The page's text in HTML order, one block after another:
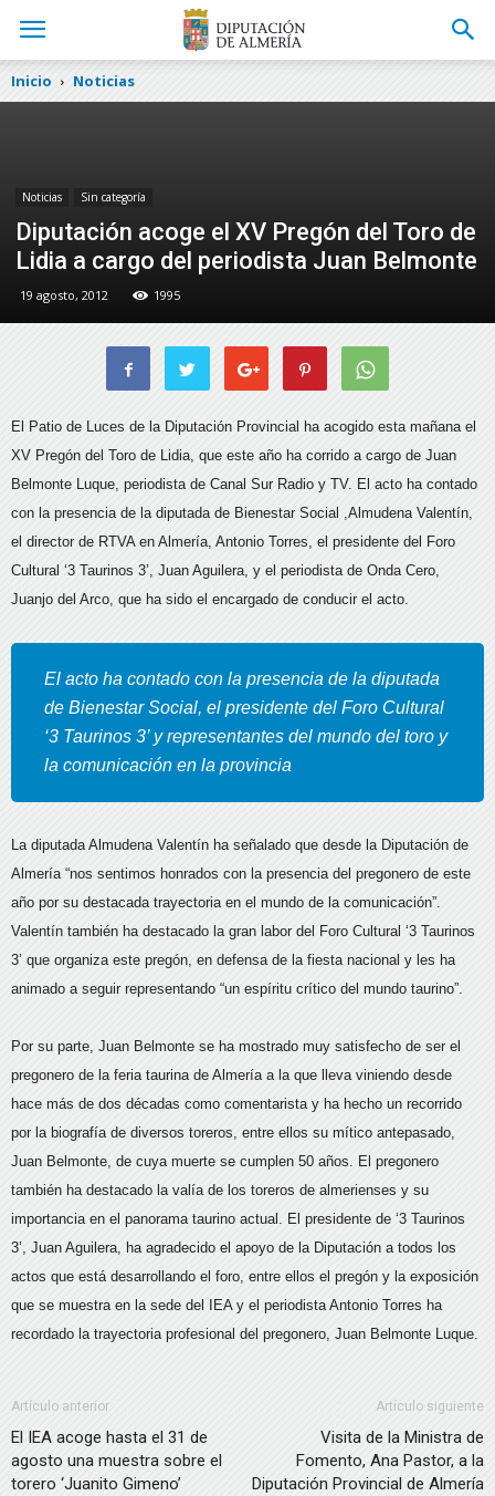
Inicio Noticias
Noticias Sin categoría
Diputación acoge el XV Pregón del Toro de
Lidia a cargo del periodista Juan Belmonte
19 agosto, 2012 1995
El Patio de Luces de la Diputación Provincial ha acogido esta mañana el
XV Pregón del Toro de Lidia, que este año ha corrido a cargo de Juan
Belmonte Luque, periodista de Canal Sur Radio y TV. El acto ha contado
con la presencia de la diputada de Bienestar Social ,Almudena Valentín,
el director de RTVA en Almería, Antonio Torres, el presidente del Foro
Cultural ‘3 Taurinos 3’, Juan Aguilera, y el periodista de Onda Cero,
Juanjo del Arco, que ha sido el encargado de conducir el acto.
El acto ha contado con la presencia de la diputada
de Bienestar Social, el presidente del Foro Cultural
‘3 Taurinos 3’ y representantes del mundo del toro y
la comunicación en la provincia
La diputada Almudena Valentín ha señalado que desde la Diputación de
Almería “nos sentimos honrados con la presencia del pregonero de este
año por su destacada trayectoria en el mundo de la comunicación”.
Valentín también ha destacado la gran labor del Foro Cultural ‘3 Taurinos
3’ que organiza este pregón, en defensa de la fiesta nacional y les ha
animado a seguir representando “un espíritu crítico del mundo taurino”.
Por su parte, Juan Belmonte se ha mostrado muy satisfecho de ser el
pregonero de la feria taurina de Almería a la que lleva viniendo desde
hace más de dos décadas como comentarista y ha hecho un recorrido
por la biografía de diversos toreros, entre ellos su mítico antepasado,
Juan Belmonte, de cuya muerte se cumplen 50 años. El pregonero
también ha destacado la valía de los toreros de almerienses y su
importancia en el panorama taurino actual. El presidente de ‘3 Taurinos
3’, Juan Aguilera, ha agradecido el apoyo de la Diputación a todos los
actos que está desarrollando el foro, entre ellos el pregón y la exposición
que se muestra en la sede del IEA y el periodista Antonio Torres ha
recordado la trayectoria profesional del pregonero, Juan Belmonte Luque.
Artículo anterior
El IEA acoge hasta el 31 de
agosto una muestra sobre el
torero ‘Juanito Gimeno’
Artículo siguiente
Visita de la Ministra de
Fomento, Ana Pastor, a la
Diputación Provincial de Almería